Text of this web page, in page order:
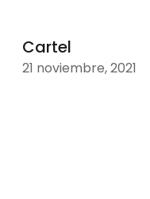
Cartel
21 noviembre, 2021